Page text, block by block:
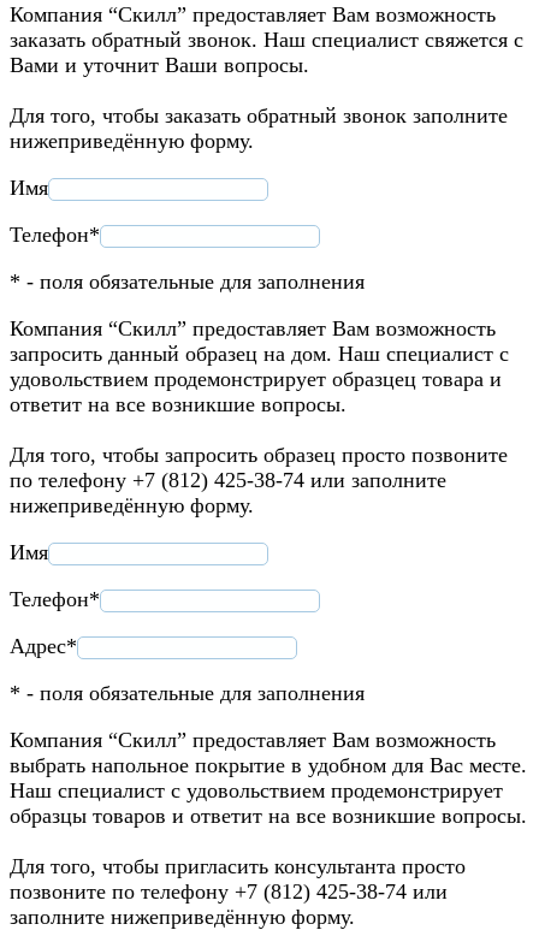
Компания “Скилл” предоставляет Вам возможность
заказать обратный звонок. Наш специалист свяжется с
Вами и уточнит Ваши вопросы.
Для того, чтобы заказать обратный звонок заполните
нижеприведённую форму.
Имя
Телефон*
* - поля обязательные для заполнения
Компания “Скилл” предоставляет Вам возможность
запросить данный образец на дом. Наш специалист с
удовольствием продемонстрирует образцец товара и
ответит на все возникшие вопросы.
Для того, чтобы запросить образец просто позвоните
по телефону +7 (812) 425-38-74 или заполните
нижеприведённую форму.
Имя
Телефон*
Адрес*
* - поля обязательные для заполнения
Компания “Скилл” предоставляет Вам возможность
выбрать напольное покрытие в удобном для Вас месте.
Наш специалист с удовольствием продемонстрирует
образцы товаров и ответит на все возникшие вопросы.
Для того, чтобы пригласить консультанта просто
позвоните по телефону +7 (812) 425-38-74 или
заполните нижеприведённую форму.